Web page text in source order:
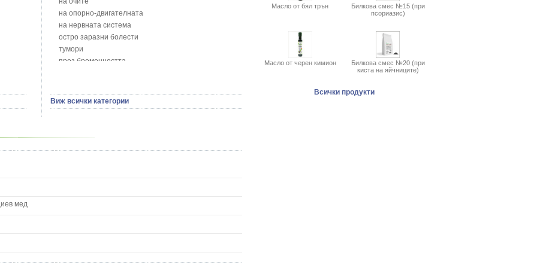
Борови връхчета - Pinus sylvestris
Босилек - Ocimum Basillicum
Брей - Tamus Communis
Брош - Rubia tinctorum L.
Бръшлян - Hedera helix L.
Бял имел - Viscum album L.
Бял оман - Inula Helenium L.
Бяла върба - Salix Аlba
Вратига - Tanacetrum Vulgare
на опорно-двигателната
на нервната система
остро заразни болести
тумори
през бременността
сексуални проблеми
на половите органи
Виж всички категории
мед
Масло от бял трън
Билкова смес №15 (при
псориазис)
Масло от черен кимион
Билкова смес №20 (при
киста на яйчниците)
Всички продукти